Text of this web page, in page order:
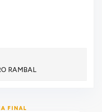
FINAL
RAMBAL